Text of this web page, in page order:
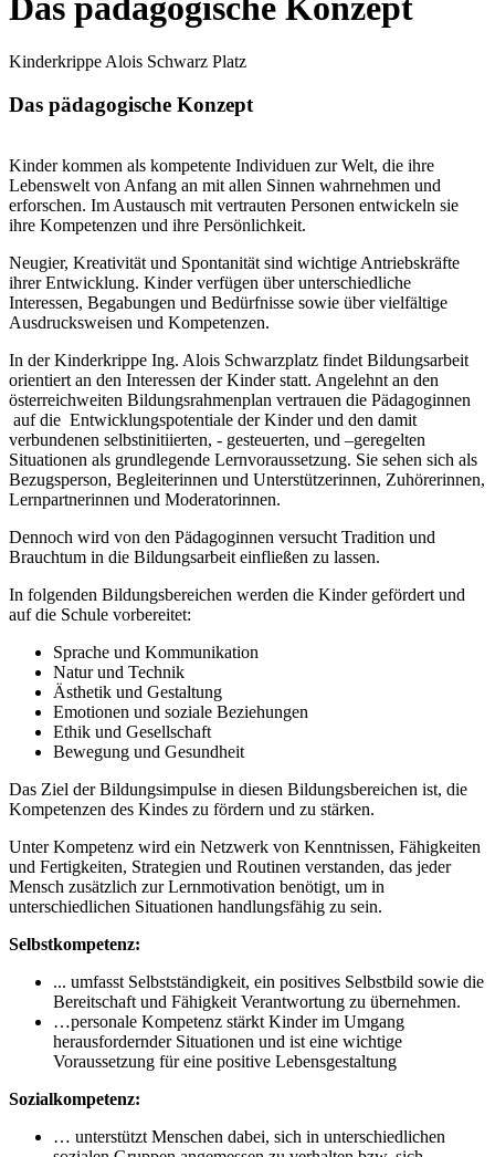
Kinderkrippe Alois Schwarz Platz
Das pädagogische Konzept
Kinder kommen als kompetente Individuen zur Welt, die ihre
Lebenswelt von Anfang an mit allen Sinnen wahrnehmen und
erforschen. Im Austausch mit vertrauten Personen entwickeln sie
ihre Kompetenzen und ihre Persönlichkeit.
Neugier, Kreativität und Spontanität sind wichtige Antriebskräfte
ihrer Entwicklung. Kinder verfügen über unterschiedliche
Interessen, Begabungen und Bedürfnisse sowie über vielfältige
Ausdrucksweisen und Kompetenzen.
In der Kinderkrippe Ing. Alois Schwarzplatz findet Bildungsarbeit
orientiert an den Interessen der Kinder statt. Angelehnt an den
österreichweiten Bildungsrahmenplan vertrauen die Pädagoginnen
auf die Entwicklungspotentiale der Kinder und den damit
verbundenen selbstinitiierten, - gesteuerten, und –geregelten
Situationen als grundlegende Lernvoraussetzung. Sie sehen sich als
Bezugsperson, Begleiterinnen und Unterstützerinnen, Zuhörerinnen,
Lernpartnerinnen und Moderatorinnen.
Dennoch wird von den Pädagoginnen versucht Tradition und
Brauchtum in die Bildungsarbeit einfließen zu lassen.
In folgenden Bildungsbereichen werden die Kinder gefördert und
auf die Schule vorbereitet:
Sprache und Kommunikation
Natur und Technik
Ästhetik und Gestaltung
Emotionen und soziale Beziehungen
Ethik und Gesellschaft
Bewegung und Gesundheit
Das Ziel der Bildungsimpulse in diesen Bildungsbereichen ist, die
Kompetenzen des Kindes zu fördern und zu stärken.
Unter Kompetenz wird ein Netzwerk von Kenntnissen, Fähigkeiten
und Fertigkeiten, Strategien und Routinen verstanden, das jeder
Mensch zusätzlich zur Lernmotivation benötigt, um in
unterschiedlichen Situationen handlungsfähig zu sein.
Selbstkompetenz:
... umfasst Selbstständigkeit, ein positives Selbstbild sowie die
Bereitschaft und Fähigkeit Verantwortung zu übernehmen.
…personale Kompetenz stärkt Kinder im Umgang
herausfordernder Situationen und ist eine wichtige
Voraussetzung für eine positive Lebensgestaltung
Sozialkompetenz:
… unterstützt Menschen dabei, sich in unterschiedlichen